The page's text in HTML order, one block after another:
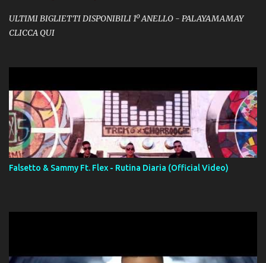
ULTIMI BIGLIETTI DISPONIBILI 1º ANELLO - PALAYAMAMAY
CLICCA QUI
Falsetto & Sammy Ft. Flex - Rutina Diaria (Official Video)